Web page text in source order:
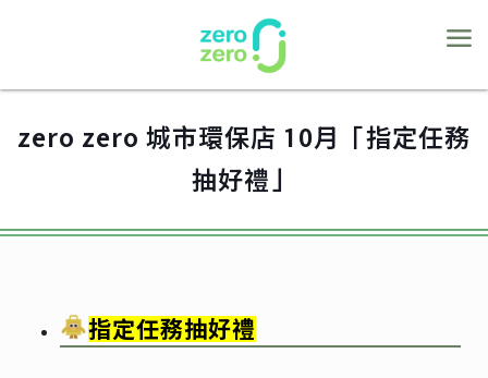
zero zero 城市環保店 10月「指定任務
抽好禮」
指定任務抽好禮